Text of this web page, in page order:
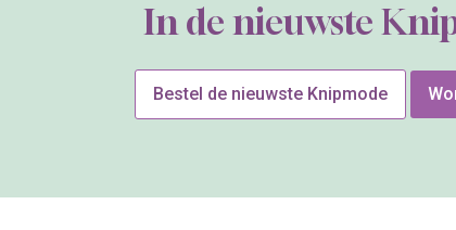
In de nieuwste
Bestel de nieuwste Knipmode